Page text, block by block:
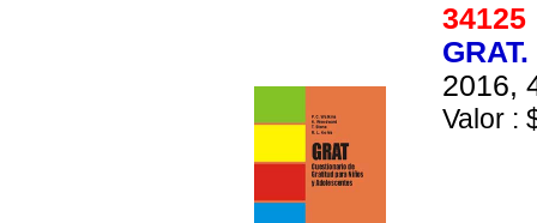
2016,
Valor :